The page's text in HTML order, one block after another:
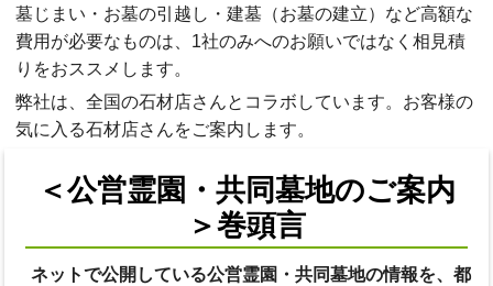
墓じまい・お墓の引越し・建墓（お墓の建立）など高額な
費用が必要なものは、1社のみへのお願いではなく相見積
りをおススメします。
弊社は、全国の石材店さんとコラボしています。お客様の
気に入る石材店さんをご案内します。
＜公営霊園・共同墓地のご案内
＞巻頭言
ネットで公開している公営霊園・共同墓地の情報を、都